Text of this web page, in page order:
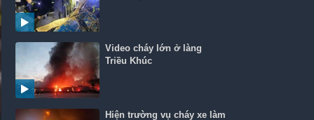
Video cháy lớn ở làng
Triều Khúc
Hiện trường vụ cháy xe làm